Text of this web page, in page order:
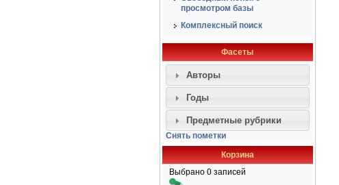
просмотром базы
Комплексный поиск
Фасеты
Авторы
Годы
Предметные рубрики
Снять пометки
Корзина
Выбрано 0записей